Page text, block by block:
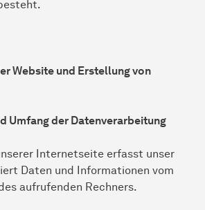
Website und Erstellung von
Umfang der Datenverarbeitung
Internetseite erfasst unser
Daten und Informationen vom
aufrufenden Rechners.